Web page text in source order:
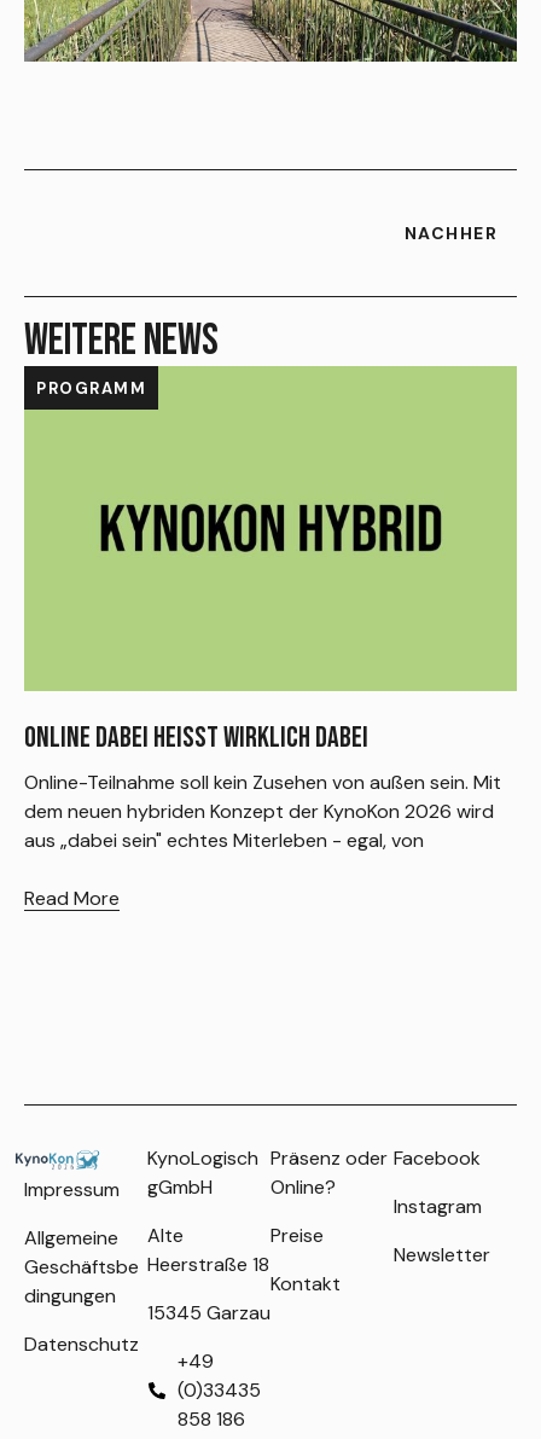
NACHHER
WEITERE NEWS
ONLINE DABEI HEISST WIRKLICH DABEI
PROGRAMM
Online-Teilnahme soll kein Zusehen von außen sein. Mit
dem neuen hybriden Konzept der KynoKon 2026 wird
aus „dabei sein" echtes Miterleben - egal, von
Read More
Impressum
Allgemeine
Geschäftsbe
dingungen
Datenschutz
KynoLogisch
gGmbH
Alte
Heerstraße 18
15345 Garzau
+49
(0)33435
858 186
Präsenz oder
Online?
Preise
Kontakt
Facebook
Instagram
Newsletter